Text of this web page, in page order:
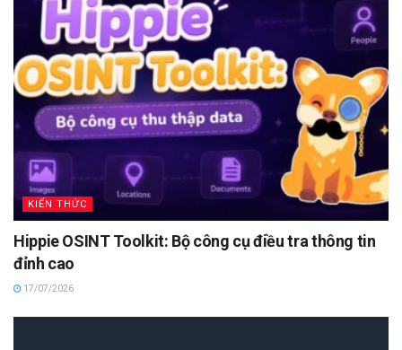
KIẾN THỨC
Hippie OSINT Toolkit: Bộ công cụ điều tra thông tin
đỉnh cao
17/07/2026